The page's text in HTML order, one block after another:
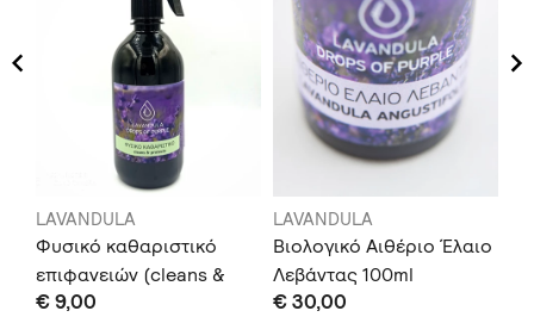
LAVANDULA
Φυσικό καθαριστικό
επιφανειών (cleans &
protects) 500ml
€ 9,00
LAVANDULA
Βιολογικό Αιθέριο Έλαιο
Λεβάντας 100ml
€ 30,00